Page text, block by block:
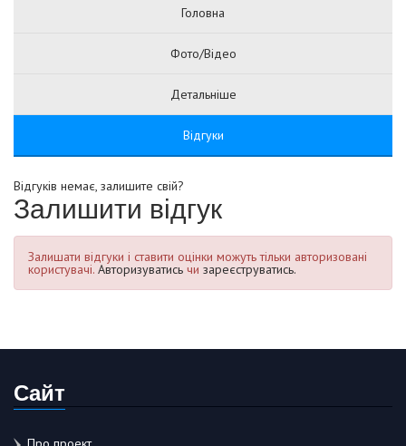
Головна
Фото/Відео
Детальніше
Відгуки
Відгуків немає, залишите свій?
Залишити відгук
Залишати відгуки і ставити оцінки можуть тільки авторизовані
користувачі. Авторизуватись чи зареєструватись.
Сайт